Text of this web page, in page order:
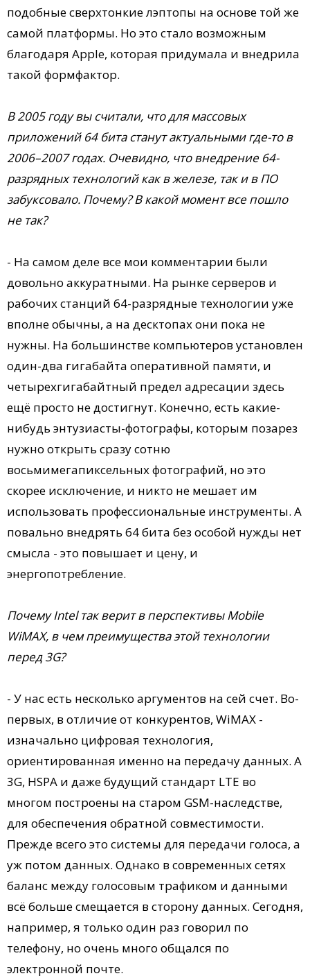
подобные сверхтонкие лэптопы на основе той же
самой платформы. Но это стало возможным
благодаря Apple, которая придумала и внедрила
такой формфактор.
В 2005 году вы считали, что для массовых
приложений 64 бита станут актуальными где-то в
2006–2007 годах. Очевидно, что внедрение 64-
разрядных технологий как в железе, так и в ПО
забуксовало. Почему? В какой момент все пошло
не так?
- На самом деле все мои комментарии были
довольно аккуратными. На рынке серверов и
рабочих станций 64-разрядные технологии уже
вполне обычны, а на десктопах они пока не
нужны. На большинстве компьютеров установлен
один-два гигабайта оперативной памяти, и
четырехгигабайтный предел адресации здесь
ещё просто не достигнут. Конечно, есть какие-
нибудь энтузиасты-фотографы, которым позарез
нужно открыть сразу сотню
восьмимегапиксельных фотографий, но это
скорее исключение, и никто не мешает им
использовать профессиональные инструменты. А
повально внедрять 64 бита без особой нужды нет
смысла - это повышает и цену, и
энергопотребление.
Почему Intel так верит в перспективы Mobile
WiMAX, в чем преимущества этой технологии
перед 3G?
- У нас есть несколько аргументов на сей счет. Во-
первых, в отличие от конкурентов, WiMAX -
изначально цифровая технология,
ориентированная именно на передачу данных. А
3G, HSPA и даже будущий стандарт LTE во
многом построены на старом GSM-наследстве,
для обеспечения обратной совместимости.
Прежде всего это системы для передачи голоса, а
уж потом данных. Однако в современных сетях
баланс между голосовым трафиком и данными
всё больше смещается в сторону данных. Сегодня,
например, я только один раз говорил по
телефону, но очень много общался по
электронной почте.